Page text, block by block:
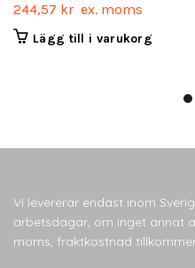
244,57 kr ex. moms
Lägg till i varukorg
Vi levererar endast inom
arbetsdagar, om inget annat
moms, fraktkostnad